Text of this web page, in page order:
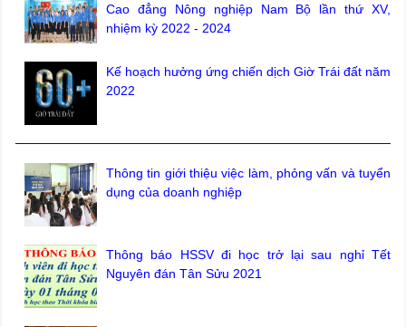
Cao đẳng Nông nghiệp Nam Bộ lần thứ XV,
nhiệm kỳ 2022 - 2024
Kế hoạch hưởng ứng chiến dịch Giờ Trái đất năm
2022
Thông tin giới thiệu việc làm, phỏng vấn và tuyển
dụng của doanh nghiệp
Thông báo HSSV đi học trở lại sau nghỉ Tết
Nguyên đán Tân Sửu 2021